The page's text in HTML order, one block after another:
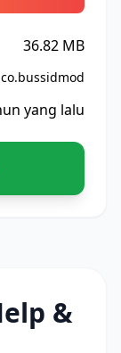
36.82 MB
yang lalu
&